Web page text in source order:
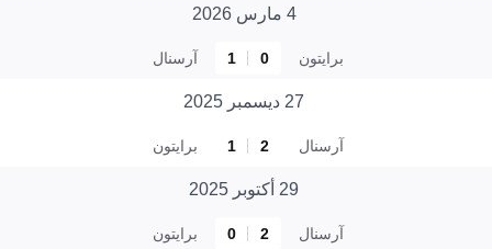
4 مارس 2026
برايتون 0
1 آرسنال
27 ديسمبر 2025
آرسنال 2
1 برايتون
29 أكتوبر 2025
آرسنال 2
0 برايتون